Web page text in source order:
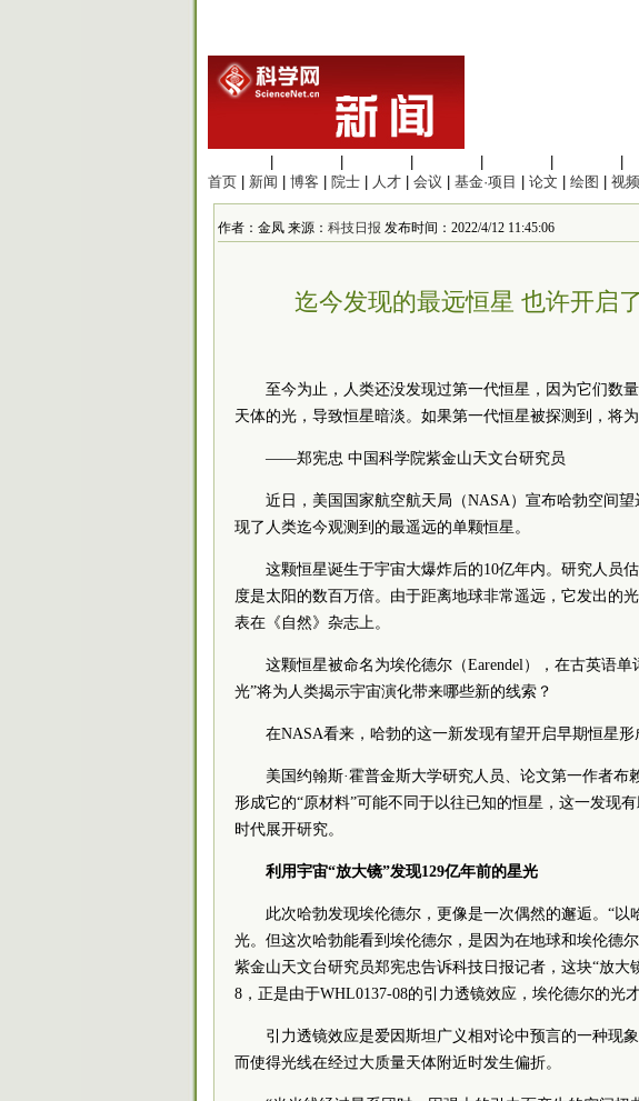
首页
新闻 博客 院士 人才 会议 基金·项目 论文 绘图 视
作者：金凤 来源： 科技日报 发布时间：2022/4/12 11:45:06
迄今发现的最远恒星 也许开启
至今为止，人类还没发现过第一代恒星，因为它们数
天体的光，导致恒星暗淡。如果第一代恒星被探测到，将
——郑宪忠 中国 科学院紫金山天文台研究员
近日，美国国家航空航天局（NASA）宣布哈勃空间
现了人类迄今观测到的最遥远的单颗恒星。
这颗恒星诞生于宇宙大爆炸后的10亿年内。研究人员
度是太阳的数百万倍。由于距离地球非常遥远，它发出的
表在《自然》杂志上。
这颗恒星被命名为埃伦德尔（Earendel），在古英语
光”将为人类揭示宇宙演化带来哪些新的线索？
在NASA看来，哈勃的这一新发现有望开启早期恒星形
美国约翰斯·霍普金斯大学研究人员、论文第一作者布
形成它的“原材料”可能不同于以往已知的恒星，这一发现
时代展开研究。
利用宇宙“放大镜”发现129亿年前的星光
此次哈勃发现埃伦德尔，更像是一次偶然的邂逅。“
光。但这次哈勃能看到埃伦德尔，是因为在地球和埃伦德
紫金山天文台研究员郑宪忠告诉科技日报记者，这块“放
8，正是由于WHL0137-08的引力透镜效应，埃伦德尔的光
引力透镜效应是爱因斯坦广义相对论中预言的一种现
而使得光线在经过大质量天体附近时发生偏折。